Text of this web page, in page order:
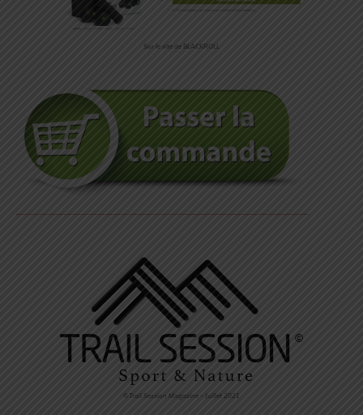
Sur le site de BLACKROLL
©Trail Session Magazine – Juillet 2021